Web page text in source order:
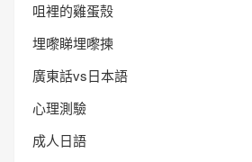
咀裡的雞蛋殼
埋嚟睇埋嚟揀
廣東話vs日本語
心理測驗
成人日語